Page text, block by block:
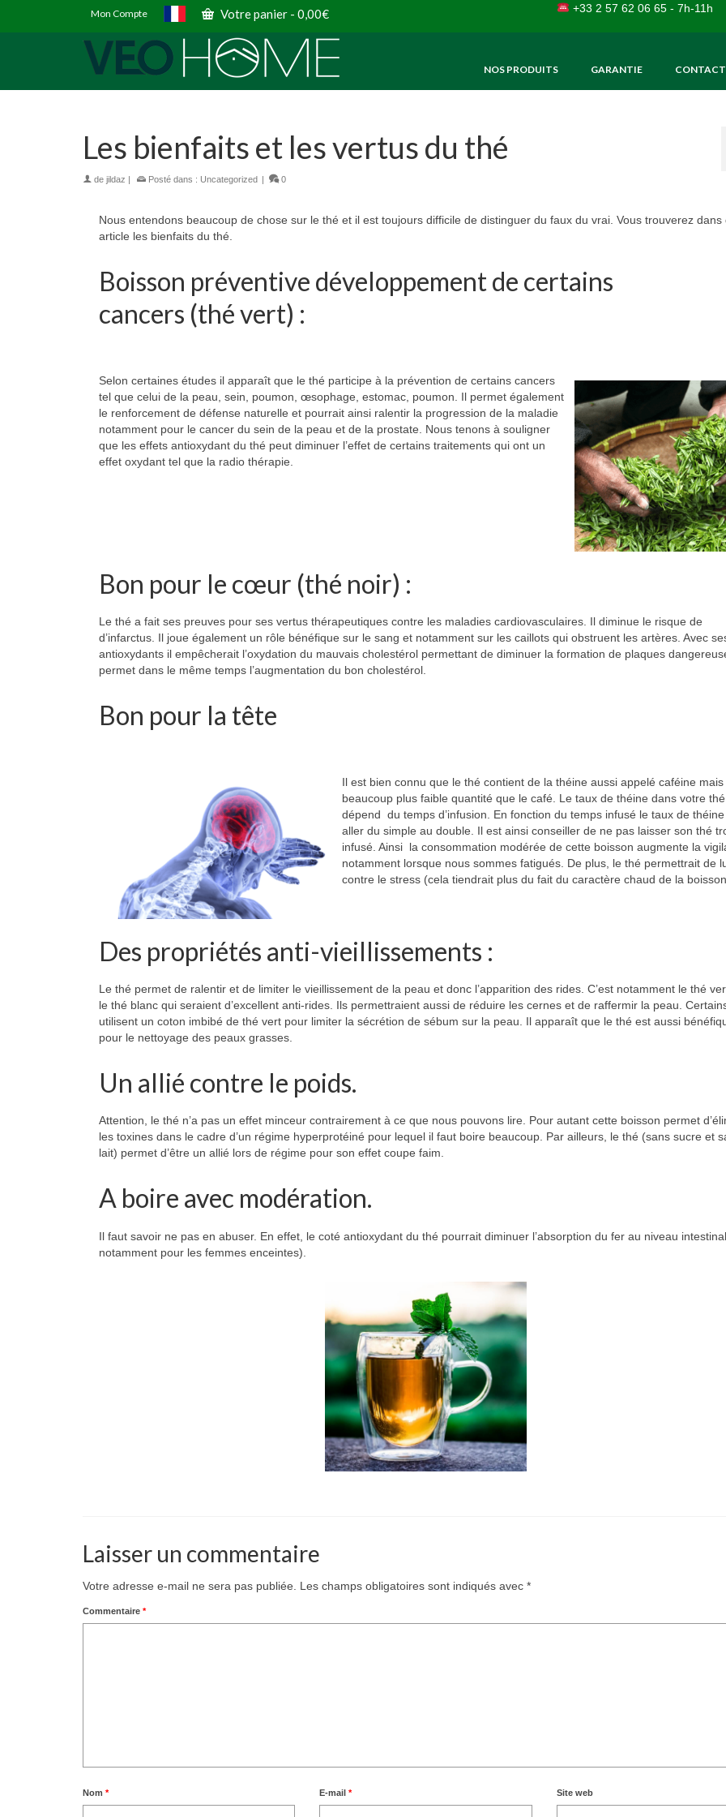
Mon Compte Votre panier - 0,00€ +33 2 57 62 06 65 - 7h-11h
NOS PRODUITS GARANTIE CONTACT
Les bienfaits et les vertus du thé
de jildaz | Posté dans : Uncategorized | 0
Nous entendons beaucoup de chose sur le thé et il est toujours difficile de distinguer du faux du vrai. Vous trouverez dans
article les bienfaits du thé.
Boisson préventive développement de certains
cancers (thé vert) :
Selon certaines études il apparaît que le thé participe à la prévention de certains cancers
tel que celui de la peau, sein, poumon, œsophage, estomac, poumon. Il permet également
le renforcement de défense naturelle et pourrait ainsi ralentir la progression de la maladie
notamment pour le cancer du sein de la peau et de la prostate. Nous tenons à souligner
que les effets antioxydant du thé peut diminuer l’effet de certains traitements qui ont un
effet oxydant tel que la radio thérapie.
Bon pour le cœur (thé noir) :
Le thé a fait ses preuves pour ses vertus thérapeutiques contre les maladies cardiovasculaires. Il diminue le risque de
d’infarctus. Il joue également un rôle bénéfique sur le sang et notamment sur les caillots qui obstruent les artères. Avec
antioxydants il empêcherait l’oxydation du mauvais cholestérol permettant de diminuer la formation de plaques
permet dans le même temps l’augmentation du bon cholestérol.
Bon pour la tête
Il est bien connu que le thé contient de la théine aussi appelé caféine mais
beaucoup plus faible quantité que le café. Le taux de théine dans votre thé
dépend du temps d’infusion. En fonction du temps infusé le taux de
aller du simple au double. Il est ainsi conseiller de ne pas laisser son thé
infusé. Ainsi la consommation modérée de cette boisson augmente la
notamment lorsque nous sommes fatigués. De plus, le thé permettrait de
contre le stress (cela tiendrait plus du fait du caractère chaud de la
Des propriétés anti-vieillissements :
Le thé permet de ralentir et de limiter le vieillissement de la peau et donc l’apparition des rides. C’est notamment le thé
le thé blanc qui seraient d’excellent anti-rides. Ils permettraient aussi de réduire les cernes et de raffermir la peau.
utilisent un coton imbibé de thé vert pour limiter la sécrétion de sébum sur la peau. Il apparaît que le thé est aussi
pour le nettoyage des peaux grasses.
Un allié contre le poids.
Attention, le thé n’a pas un effet minceur contrairement à ce que nous pouvons lire. Pour autant cette boisson permet
les toxines dans le cadre d’un régime hyperprotéiné pour lequel il faut boire beaucoup. Par ailleurs, le thé (sans sucre et
lait) permet d’être un allié lors de régime pour son effet coupe faim.
A boire avec modération.
Il faut savoir ne pas en abuser. En effet, le coté antioxydant du thé pourrait diminuer l’absorption du fer au niveau
notamment pour les femmes enceintes).
Laisser un commentaire
Votre adresse e-mail ne sera pas publiée. Les champs obligatoires sont indiqués avec *
Commentaire *
Nom * E-mail* Site web